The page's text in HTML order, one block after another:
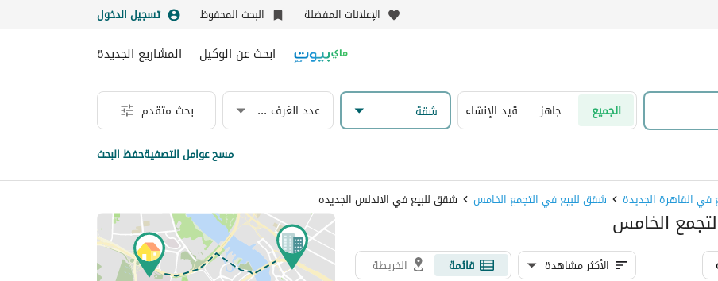
الإعلانات المفضلة البحث المحفوظ تسجيل الدخول
ابحث عن الوكيل المشاريع الجديدة
الجميع جاهز قيد الإنشاء شقة عدد الغرف & الحمامات بحث متقدم
مسح عوامل التصفيةحفظ البحث
في القاهرة الجديدة شقق للبيع في التجمع الخامس شقق للبيع في الاندلس الجديده
الخامس
الأكثر مشاهدة قائمة الخريطة